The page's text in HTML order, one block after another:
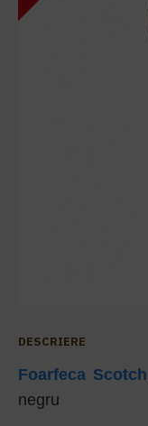
DESCRIERE
Foarfeca Scotch
negru